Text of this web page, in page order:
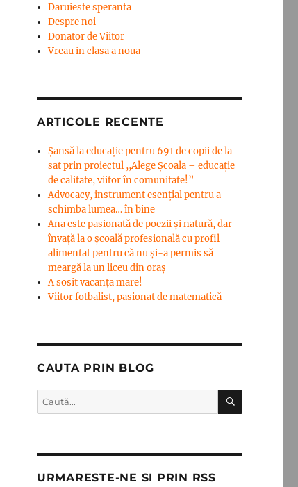
Daruieste speranta
Despre noi
Donator de Viitor
Vreau in clasa a noua
ARTICOLE RECENTE
Șansă la educație pentru 691 de copii de la
sat prin proiectul ,,Alege Școala – educație
de calitate, viitor în comunitate!”
Advocacy, instrument esenţial pentru a
schimba lumea… în bine
Ana este pasionată de poezii și natură, dar
învață la o școală profesională cu profil
alimentat pentru că nu și-a permis să
meargă la un liceu din oraș
A sosit vacanța mare!
Viitor fotbalist, pasionat de matematică
CAUTA PRIN BLOG
Caută
după:
CĂUTARE
URMARESTE-NE SI PRIN RSS